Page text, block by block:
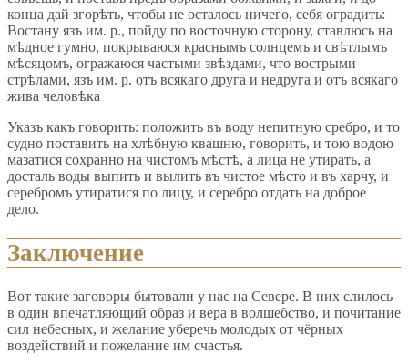
конца дай згорѣть, чтобы не осталось ничего, себя оградить:
Востану язъ им. р., пойду по восточную сторону, ставлюсь на
мѣдное гумно, покрываюся краснымъ солнцемъ и свѣтлымъ
мѣсяцомъ, огражаюся частыми звѣздами, что вострыми
стрѣлами, язъ им. р. отъ всякаго друга и недруга и отъ всякаго
жива человѣка
Указъ какъ говорить: положить въ воду непитную сребро, и то
судно поставить на хлѣбную квашню, говорить, и тою водою
мазатися сохранно на чистомъ мѣстѣ, а лица не утирать, а
досталь воды выпить и вылить въ чистое мѣсто и въ харчу, и
серебромъ утиратися по лицу, и серебро отдать на доброе
дело.
Заключение
Вот такие заговоры бытовали у нас на Севере. В них слилось
в один впечатляющий образ и вера в волшебство, и почитание
сил небесных, и желание уберечь молодых от чёрных
воздействий и пожелание им счастья.